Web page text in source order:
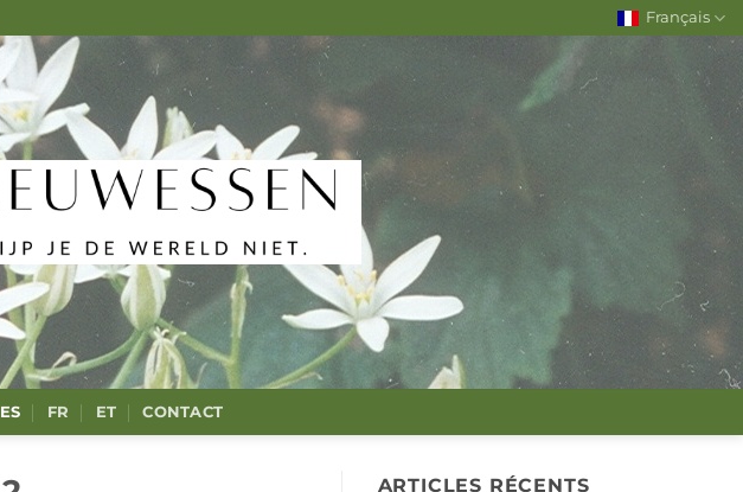
Français
FR ET CONTACT
ARTICLES RÉCENTS